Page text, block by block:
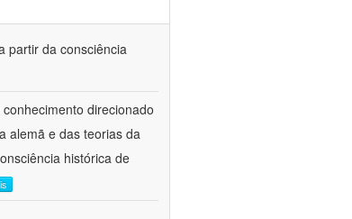
partir da consciência
direcionado
alemã e das teorias da
histórica de